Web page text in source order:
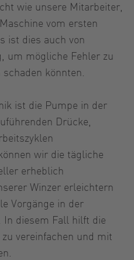
wie unsere Mitarbeiter,
vom ersten
ist dies auch von
um mögliche Fehler zu
könnten.
ist die Pumpe in der
Drücke,
wir die tägliche
erheblich
Winzer erleichtern
Vorgänge in der
diesem Fall hilft die
vereinfachen und mit